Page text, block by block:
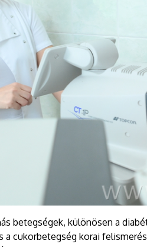
betegségek, különösen a
cukorbetegség korai